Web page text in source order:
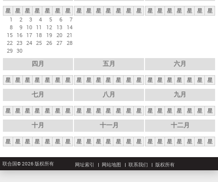
星 星 星 星 星 星
星
1
2 3 4 5 6
7
8
9 10 11 12 13
14
15 16 17 18 19 20 21
22 23 24 25 26 27 28
29 30
星 星 星 星 星 星 星 星 星 星 星 星 星 星
四月
星 星 星 星 星 星 星
五月
星 星 星 星 星 星 星
六月
星 星 星 星 星 星 星
七月
星 星 星 星 星 星 星
八月
星 星 星 星 星 星 星
九月
星 星 星 星 星 星 星
十月
星 星 星 星 星 星 星
十一月
星 星 星 星 星 星 星
十二月
星 星 星 星 星 星 星
联合国© 2026 版权所有 网址索引 网站地图 联系我们 版权所有